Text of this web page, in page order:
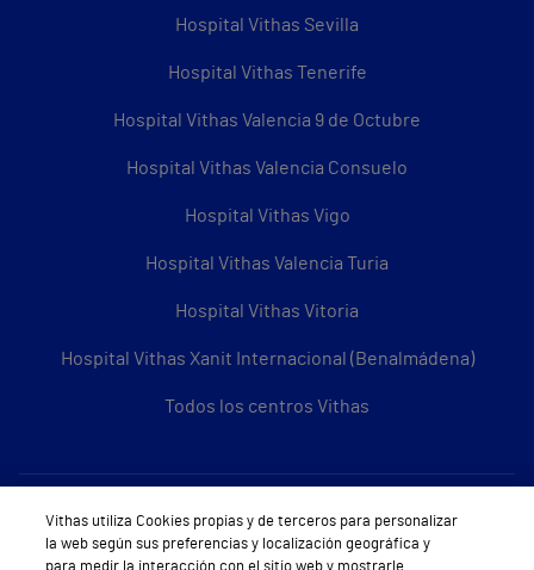
Hospital Vithas Sevilla
Hospital Vithas Tenerife
Hospital Vithas Valencia 9 de Octubre
Hospital Vithas Valencia Consuelo
Hospital Vithas Vigo
Hospital Vithas Valencia Turia
Hospital Vithas Vitoria
Hospital Vithas Xanit Internacional (Benalmádena)
Todos los centros Vithas
Sobre Vithas
Quiénes somos
Vithas utiliza Cookies propias y de terceros para personalizar
la web según sus preferencias y localización geográfica y